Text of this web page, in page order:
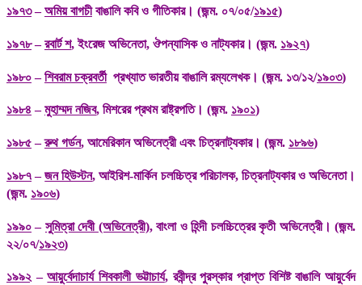
১৯৭৩–অমিয় বাগচীবাঙালি কবি ও গীতিকার। (জন্ম. ০৭/০৫/১৯১৫)
১৯৭৮–রবার্ট শ, ইংরেজ অভিনেতা, ঔপন্যাসিক ও নাট্যকার। (জন্ম. ১৯২৭)
১৯৮০–শিবরাম চক্রবর্তীপ্রখ্যাত ভারতীয় বাঙালি রম্যলেখক। (জন্ম. ১৩/১২/১৯০৩)
১৯৮৪ –মুহাম্মদ নজিব, মিশরের প্রথম রাষ্ট্রপতি। (জন্ম. ১৯০১)
১৯৮৫–রুথ গর্ডন, আমেরিকান অভিনেত্রী এবং চিত্রনাট্যকার। (জন্ম. ১৮৯৬)
১৯৮৭–জন হিউস্টন, আইরিশ-মার্কিন চলচ্চিত্র পরিচালক, চিত্রনাট্যকার ও অভিনেতা।
(জন্ম. ১৯০৬)
১৯৯০– সুমিত্রা দেবী (অভিনেত্রী), বাংলা ও হিন্দী চলচ্চিত্রের কৃতী অভিনেত্রী। (জন্ম.
২২/০৭/১৯২৩)
১৯৯২ –আয়ুর্বেদাচার্য শিবকালী ভট্টাচার্য, রবীন্দ্র পুরস্কার প্রাপ্ত বিশিষ্ট বাঙালি আয়ুর্বেদ